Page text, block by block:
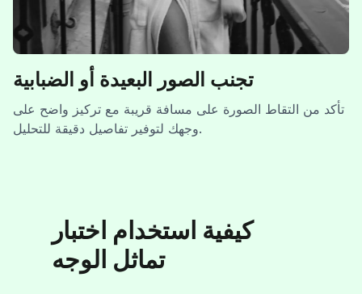
تجنب الصور البعيدة أو الضبابية
تأكد من التقاط الصورة على مسافة قريبة مع تركيز واضح على
وجهك لتوفير تفاصيل دقيقة للتحليل.
كيفية استخدام اختبار
تماثل الوجه